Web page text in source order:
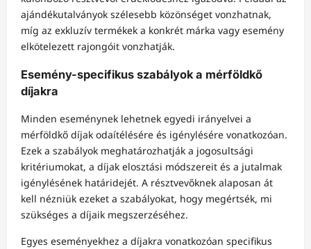
ajándékutalványok szélesebb közönséget vonzhatnak,
míg az exkluzív termékek a konkrét márka vagy esemény
elkötelezett rajongóit vonzhatják.
Esemény-specifikus szabályok a mérföldkő
díjakra
Minden eseménynek lehetnek egyedi irányelvei a
mérföldkő díjak odaítélésére és igénylésére vonatkozóan.
Ezek a szabályok meghatározhatják a jogosultsági
kritériumokat, a díjak elosztási módszereit és a jutalmak
igénylésének határidejét. A résztvevőknek alaposan át
kell nézniük ezeket a szabályokat, hogy megértsék, mi
szükséges a díjaik megszerzéséhez.
Egyes eseményekhez a díjakra vonatkozóan specifikus